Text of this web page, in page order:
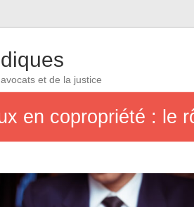
et de la justice
en copropriété : le